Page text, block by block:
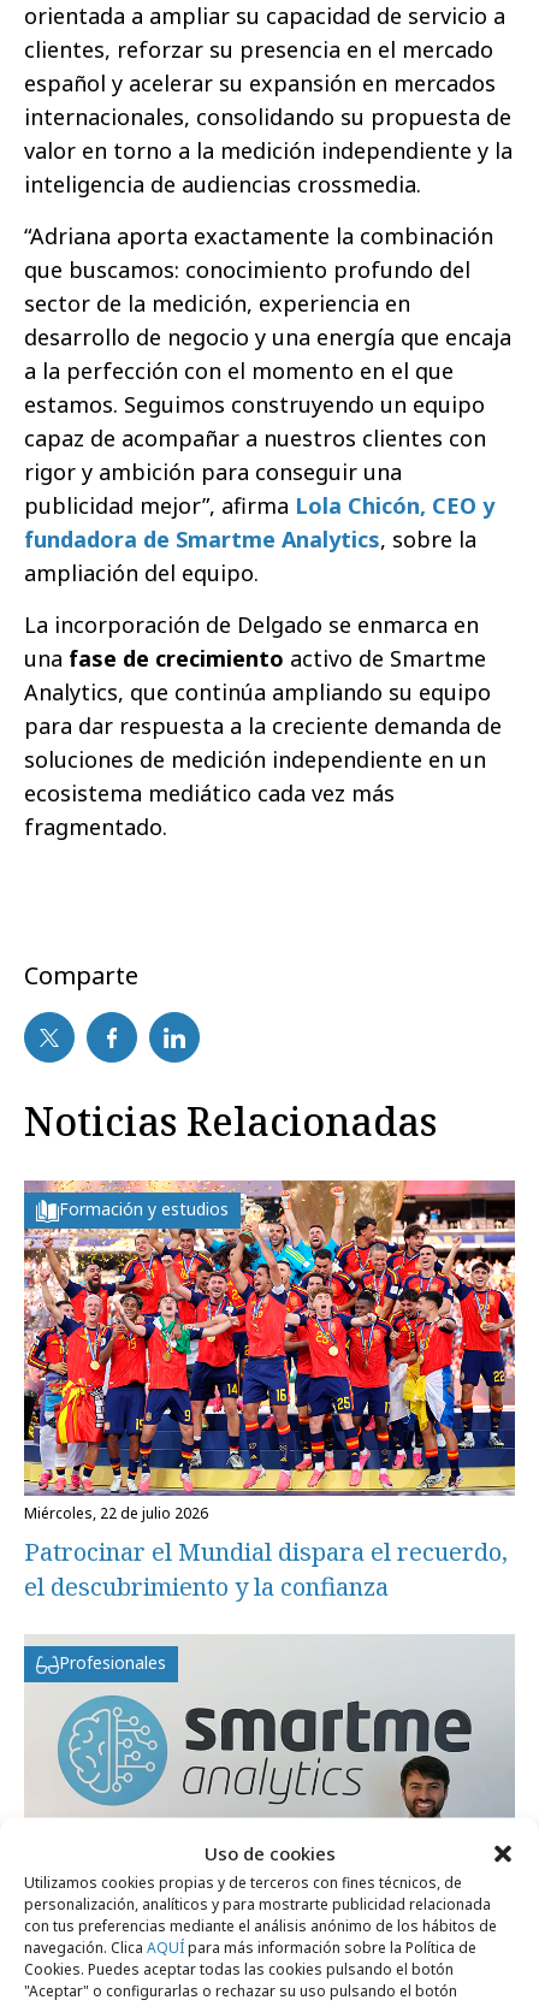
Uso de cookies
Utilizamos cookies propias y de terceros con fines técnicos, de
personalización, analíticos y para mostrarte publicidad relacionada
con tus preferencias mediante el análisis anónimo de los hábitos de
navegación. Clica AQUÍpara más información sobre la Política de
Cookies. Puedes aceptar todas las cookies pulsando el botón
"Aceptar" o configurarlas o rechazar su uso pulsando el botón
orientada a ampliar su capacidad de servicio a
clientes, reforzar su presencia en el mercado
español y acelerar su expansión en mercados
internacionales, consolidando su propuesta de
valor en torno a la medición independiente y la
inteligencia de audiencias crossmedia.
“Adriana aporta exactamente la combinación
que buscamos: conocimiento profundo del
sector de la medición, experiencia en
desarrollo de negocio y una energía que encaja
a la perfección con el momento en el que
estamos. Seguimos construyendo un equipo
capaz de acompañar a nuestros clientes con
rigor y ambición para conseguir una
publicidad mejor”, afirma Lola Chicón, CEO y
fundadora de Smartme Analytics, sobre la
ampliación del equipo.
La incorporación de Delgado se enmarca en
una fase de crecimiento activo de Smartme
Analytics, que continúa ampliando su equipo
para dar respuesta a la creciente demanda de
soluciones de medición independiente en un
ecosistema mediático cada vez más
fragmentado.
Comparte
Noticias Relacionadas
Formación y estudios
miércoles, 22 de julio 2026
Patrocinar el Mundial dispara el recuerdo,
el descubrimiento y la confianza
Profesionales
martes, 23 de junio 2026